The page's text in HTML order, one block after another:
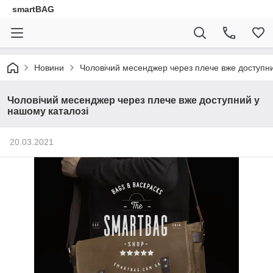
smartBAG
Новини Чоловічий месенджер через плече вже
Чоловічий месенджер через плече вже доступний у
нашому каталозі
20.03.2021